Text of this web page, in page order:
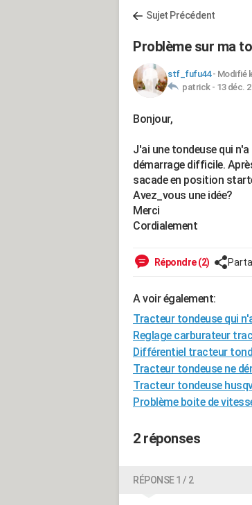
Sujet Précédent
Problème sur ma
stf_fufu44- Modifié
patrick - 13 déc.
Bonjour,
J'ai une tondeuse qui
démarrage difficile.
sacade en position
Avez_vous une idée?
Merci
Cordialement
Répondre (2)
A voir également:
Tracteur tondeuse qui
Reglage carburateur
Différentiel tracteur
Tracteur tondeuse ne
Tracteur tondeuse
Problème boite de
2 réponses
RÉPONSE 1 / 2